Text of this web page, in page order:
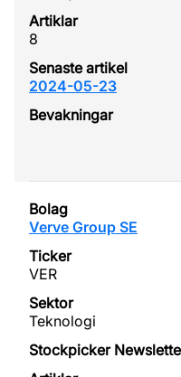
8
2024-05-23
Verve Group SE
VER
Teknologi